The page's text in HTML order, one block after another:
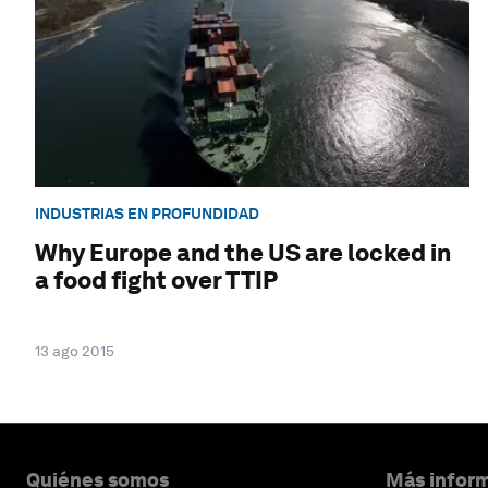
INDUSTRIAS EN PROFUNDIDAD
Why Europe and the US are locked in
a food fight over TTIP
13 ago 2015
Quiénes somos Más